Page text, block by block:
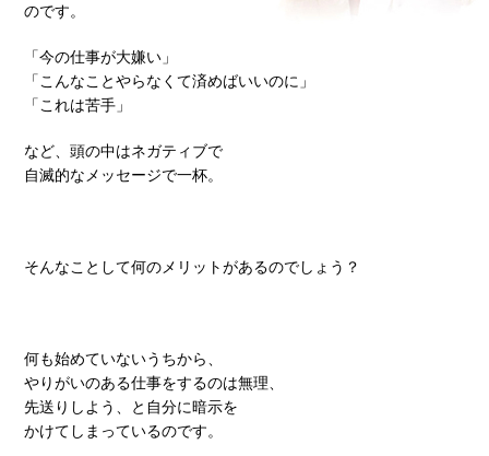
のです。
「今の仕事が大嫌い」
「こんなことやらなくて済めばいいのに」
「これは苦手」
など、頭の中はネガティブで
自滅的なメッセージで一杯。
そんなことして何のメリットがあるのでしょう？
何も始めていないうちから、
やりがいのある仕事をするのは無理、
先送りしよう、と自分に暗示を
かけてしまっているのです。